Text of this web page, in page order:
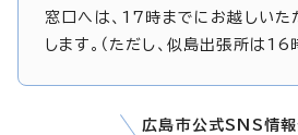
窓口へは、17時までにお越しいた
します。（ただし、似島出張所は
広島市公式SNS情報